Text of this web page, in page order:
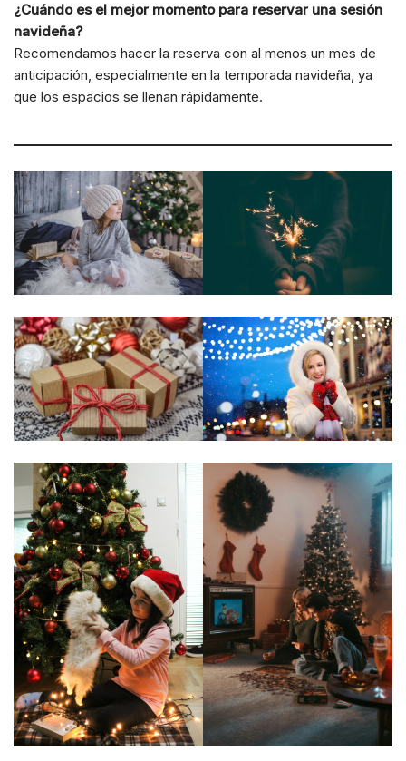
¿Cuándo es el mejor momento para reservar una sesión
navideña?
Recomendamos hacer la reserva con al menos un mes de
anticipación, especialmente en la temporada navideña, ya
que los espacios se llenan rápidamente.